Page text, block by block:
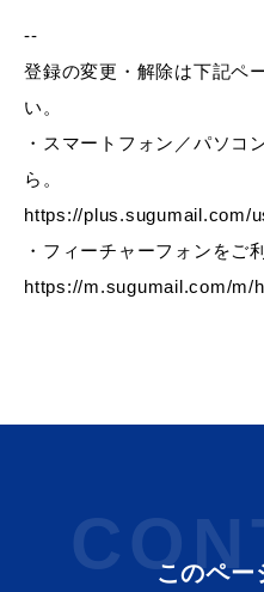
観光・飲食
場面から探す
妊娠・出産
引っ越し・住まい
--
登録の変更・解除は下記ペ
い。
・スマートフォン／パソコ
ら。
https://plus.sugumail.com/
・フィーチャーフォンをご
https://m.sugumail.com/m/
このペー